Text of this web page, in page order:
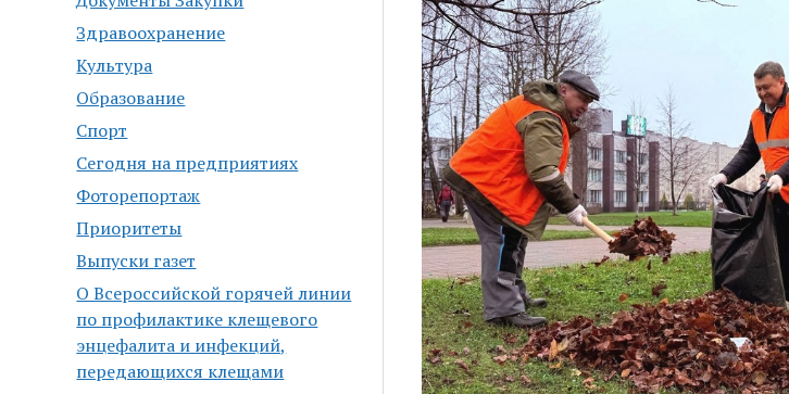
Здравоохранение
Культура
Образование
Спорт
Сегодня на предприятиях
Фоторепортаж
Приоритеты
Выпуски газет
О Всероссийской горячей линии
по профилактике клещевого
энцефалита и инфекций,
передающихся клещами